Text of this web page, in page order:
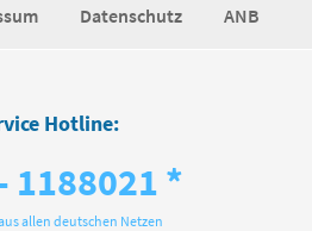
Datenschutz ANB
Hotline:
1188021 *
allen deutschen Netzen